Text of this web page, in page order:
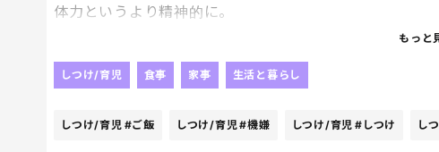
体力というより精神的に。
流しきれてないイライラと疲れがどっときて
ただ私の顔が見えればご機嫌でいてくれる単純なこの月
もっと
しつけ/育児 食事 家事 生活と暮らし
しつけ/育児 #ご飯 しつけ/育児#機嫌 しつけ/育児 #しつけ し